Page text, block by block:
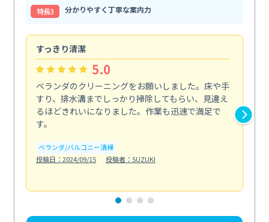
特⻑3
分かりやすく丁寧な案内力
すっきり清潔
5.0
ベランダのクリーニングをお願いしました。床や手
すり、排水溝までしっかり掃除してもらい、見違え
るほどきれいになりました。作業も迅速で満足で
す。
ベランダ/バルコニー清掃
投稿日：2024/09/15
投稿者：SUZUKI